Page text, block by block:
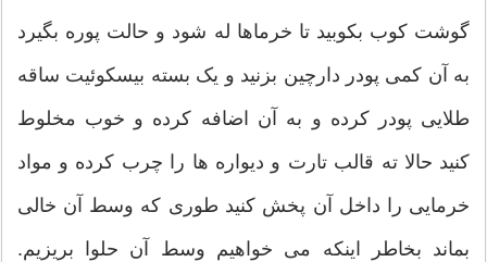
گوشت کوب بکوبید تا خرماها له شود و حالت پوره بگیرد
به آن کمی پودر دارچین بزنید و یک بسته بیسکوئیت ساقه
طلایی پودر کرده و به آن اضافه کرده و خوب مخلوط
کنید حالا ته قالب تارت و دیواره ها را چرب کرده و مواد
خرمایی را داخل آن پخش کنید طوری که وسط آن خالی
بماند بخاطر اینکه می خواهیم وسط آن حلوا بریزیم.